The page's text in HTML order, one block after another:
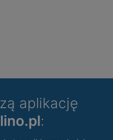
aplikację
: